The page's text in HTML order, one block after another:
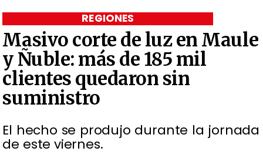
Masivo corte de luz en Maule
y Ñuble: más de 185 mil
clientes quedaron sin
suministro
El hecho se produjo durante la jornada
de este viernes.
REGIONES